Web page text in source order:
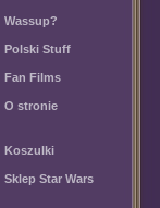
Wassup?
Polski Stuff
Fan Films
O stronie
Koszulki
Sklep Star Wars